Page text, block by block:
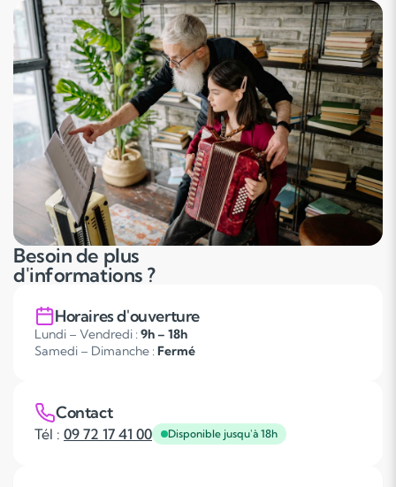
Besoin de plus
d'informations ?
Horaires d'ouverture
Lundi – Vendredi : 9h – 18h
Samedi – Dimanche : Fermé
Contact
Tél : 09 72 17 41 00 Disponible jusqu'à 18h